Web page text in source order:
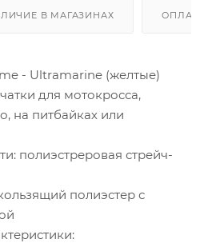
В МАГАЗИНАХ
- Ultramarine (желтые)
для мотокросса,
на питбайках или
полиэстреровая стрейч-
полиэстер с